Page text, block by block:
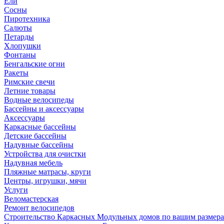
Сосны
Пиротехника
Салюты
Петарды
Хлопушки
Фонтаны
Бенгальские огни
Ракеты
Римские свечи
Летние товары
Водные велосипеды
Бассейны и аксессуары
Аксессуары
Каркасные бассейны
Детские бассейны
Надувные бассейны
Устройства для очистки
Надувная мебель
Пляжные матрасы, круги
Центры, игрушки, мячи
Услуги
Веломастерская
Ремонт велосипедов
Строительство Каркасных Модульных домов по вашим